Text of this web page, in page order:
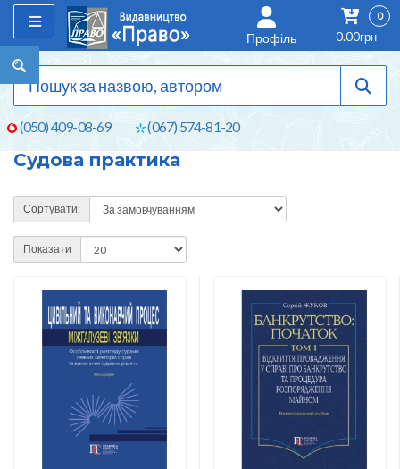
(050) 409-08-69 (067) 574-81-20
Профіль
0
0.00грн
Судова практика
Сортувати:
Показати